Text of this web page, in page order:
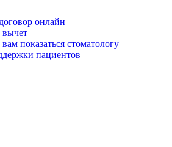
онлайн
показаться стоматологу
пациентов